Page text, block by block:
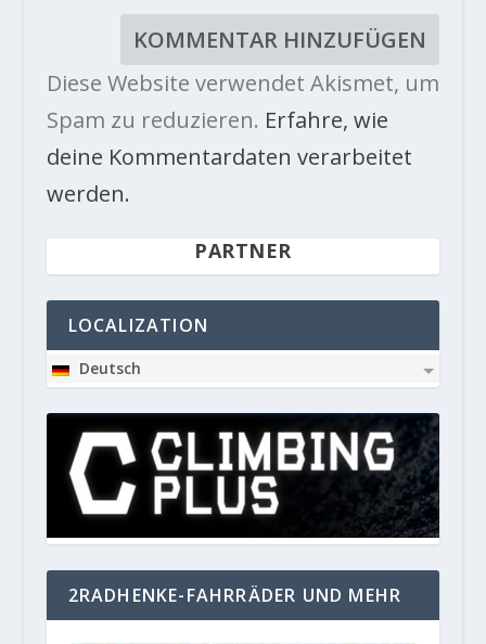
Diese Website verwendet Akismet, um
Spam zu reduzieren. Erfahre, wie
deine Kommentardaten verarbeitet
werden.
PARTNER
LOCALIZATION
Deutsch
2RADHENKE-FAHRRÄDER UND MEHR